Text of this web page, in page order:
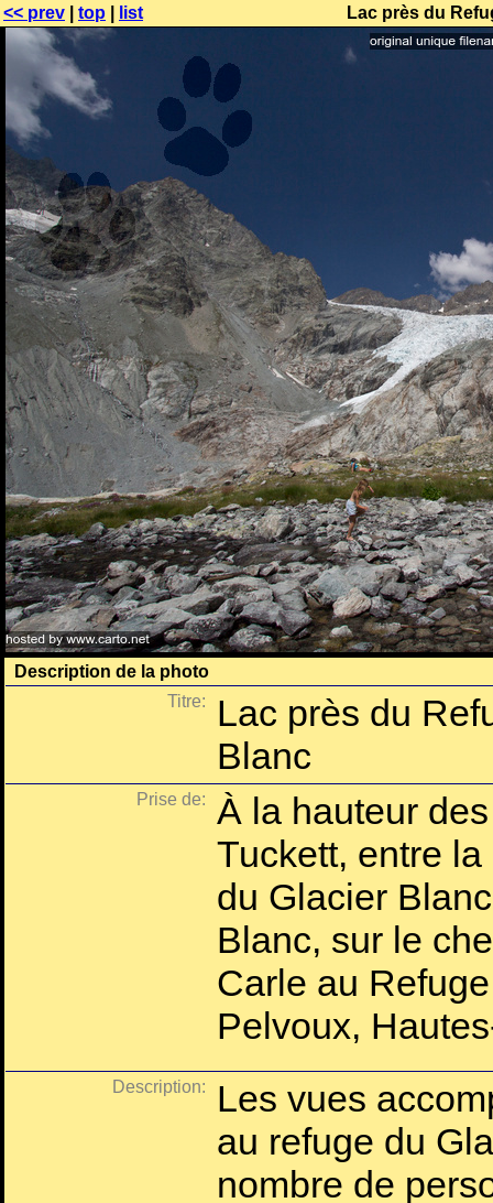
<< prev top list Lac près du
Description de la photo
Titre:
Lac près du
Blanc
Prise de:
À la hauteur
Tuckett, entre
du Glacier
Blanc, sur le
Carle au
Pelvoux,
Description:
Les vues
au refuge du
nombre de